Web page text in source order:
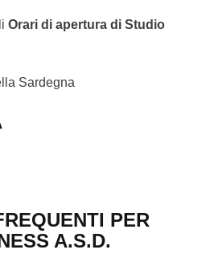
Orari di apertura di Studio
Sardegna
PER
A.S.D.